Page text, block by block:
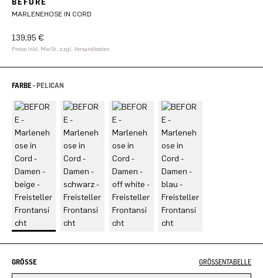
MARLENEHOSE IN CORD
139,95 €
Preise inkl. MwSt. zzgl. Versandkosten
FARBE -PELICAN
GRÖSSE GRÖSSENTABELLE